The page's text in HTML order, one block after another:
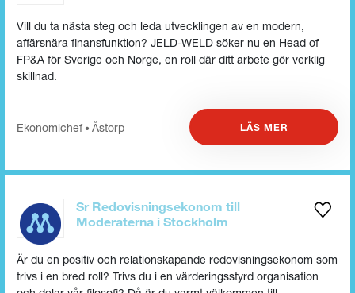
Vill du ta nästa steg och leda utvecklingen av en modern,
affärsnära finansfunktion? JELD-WELD söker nu en Head of
FP&A för Sverige och Norge, en roll där ditt arbete gör verklig
skillnad.
Ekonomichef• Åstorp LÄS MER
Sr Redovisningsekonom till
Moderaterna i Stockholm
Är du en positiv och relationskapande redovisningsekonom som
trivs i en bred roll? Trivs du i en värderingsstyrd organisation